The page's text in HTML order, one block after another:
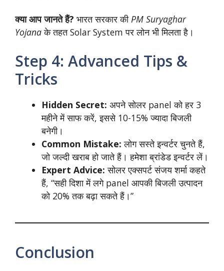
क्या आप जानते हैं? भारत सरकार कीPM Suryaghar
Yojanaके तहत Solar System पर लोन भी मिलता है।
Step 4: Advanced Tips &
Tricks
Hidden Secret: अपने सोलर panel को हर 3
महीने में साफ करें, इससे 10-15% ज्यादा बिजली
बनेगी।
Common Mistake: लोग सस्ते इन्वर्टर चुनते हैं,
जो जल्दी खराब हो जाते हैं। हमेशा ब्रांडेड इन्वर्टर लें।
Expert Advice: सोलर एक्सपर्ट संजय शर्मा कहते
हैं, “सही दिशा में लगे panel आपकी बिजली उत्पादन
को 20% तक बढ़ा सकते हैं।”
Conclusion